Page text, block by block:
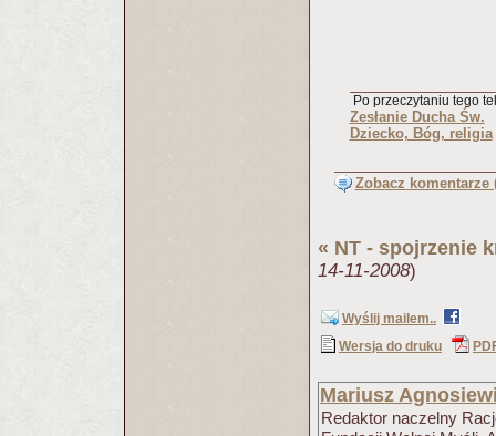
Po przeczytaniu tego
Zesłanie Ducha Św.
Dziecko, Bóg, religia
Zobacz komentarze
« NT - spojrzenie
14-11-2008)
Wyślij mailem..
Wersja do druku
Mariusz
Redaktor naczelny